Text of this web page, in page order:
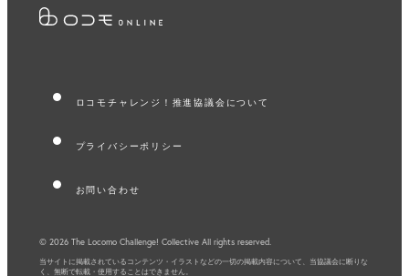
ロコモチャレンジ！推進協議会について
プライバシーポリシー
お問い合わせ
© 2026 The Locomo Challenge! Collective All rights reserved.
当サイトに掲載されているコンテンツ・イラストなどの一切の掲載内容について、
当協議会に断りな
く、無断で転載・使用することはできません。